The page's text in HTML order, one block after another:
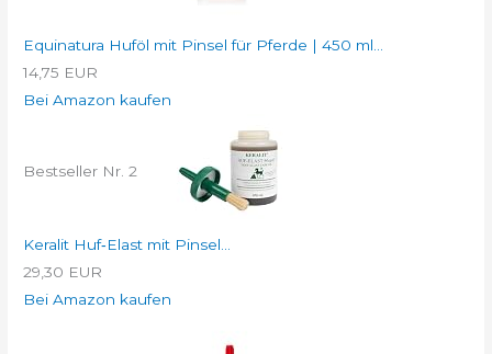
Equinatura Huföl mit Pinsel für Pferde | 450 ml...
14,75 EUR
Bei Amazon kaufen
Bestseller Nr. 2
Keralit Huf‑Elast mit Pinsel...
29,30 EUR
Bei Amazon kaufen